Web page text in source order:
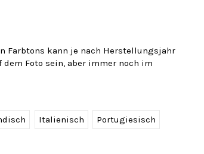
Farbtons kann je nach Herstellungsjahr
Foto sein, aber immer noch im
Italienisch Portugiesisch